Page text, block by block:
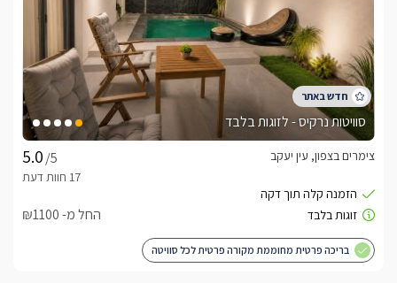
סוויטות נרקיס - לזוגות בלבד
/5
צימרים בצפון, עין יעקב
החל מ- ₪1100
בריכה פרטית מחוממת מקורה פרטית לכל סוויטה